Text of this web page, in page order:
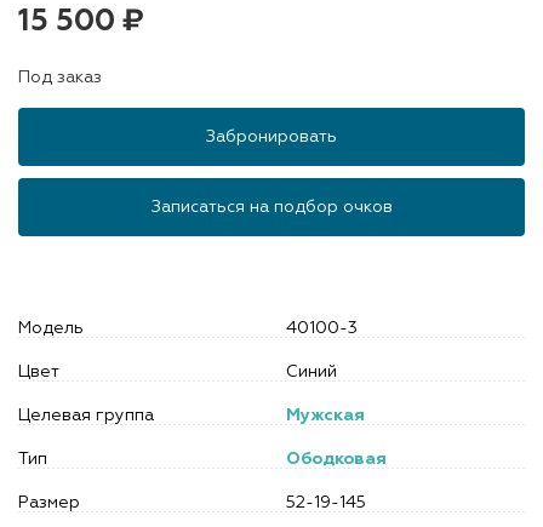
15 500 ₽
Под заказ
Забронировать
Записаться на подбор очков
Модель 40100-3
Цвет Синий
Целевая группа Мужская
Тип Ободковая
Размер 52-19-145